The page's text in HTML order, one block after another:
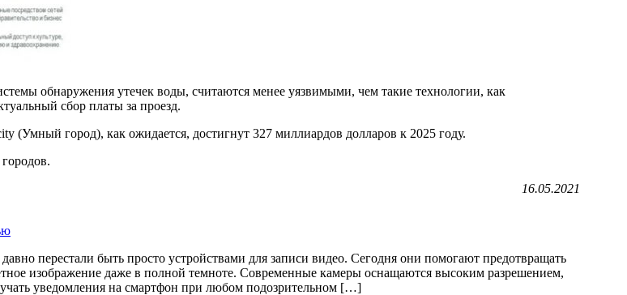
обнаружения утечек воды, считаются менее уязвимыми, чем такие технологии, как
сбор платы за проезд.
город), как ожидается, достигнут 327 миллиардов долларов к 2025 году.
16.05.2021
перестали быть просто устройствами для записи видео. Сегодня они помогают предотвращать
изображение даже в полной темноте. Современные камеры оснащаются высоким разрешением,
уведомления на смартфон при любом подозрительном […]